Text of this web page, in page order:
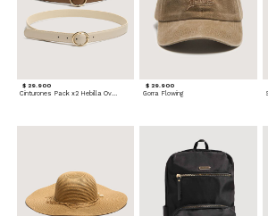
$ 29.900 $ 29.900
Gorra Flowing